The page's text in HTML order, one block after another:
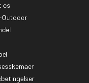
os
Outdoor